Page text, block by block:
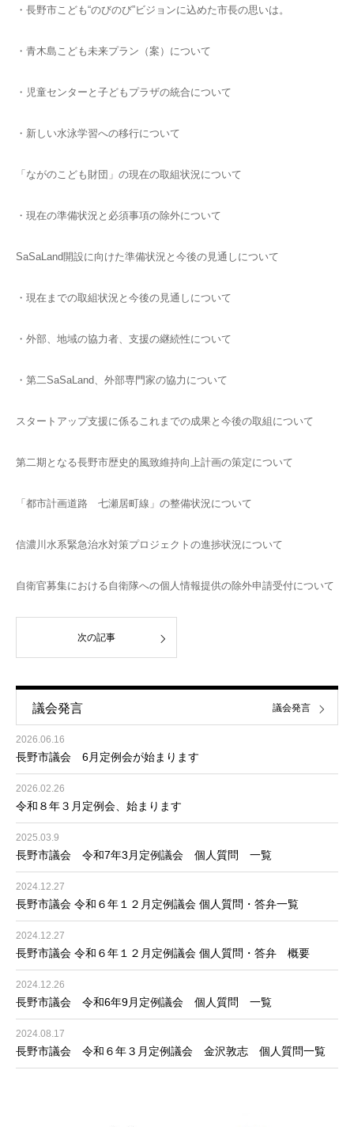
・長野市こども“のびのび”ビジョンに込めた市長の思いは。
・青木島こども未来プラン（案）について
・児童センターと子どもプラザの統合について
・新しい水泳学習への移行について
「ながのこども財団」の現在の取組状況について
・現在の準備状況と必須事項の除外について
SaSaLand開設に向けた準備状況と今後の見通しについて
・現在までの取組状況と今後の見通しについて
・外部、地域の協力者、支援の継続性について
・第二SaSaLand、外部専門家の協力について
スタートアップ支援に係るこれまでの成果と今後の取組について
第二期となる長野市歴史的風致維持向上計画の策定について
「都市計画道路 七瀬居町線」の整備状況について
信濃川水系緊急治水対策プロジェクトの進捗状況について
自衛官募集における自衛隊への個人情報提供の除外申請受付について
次の記事
議会発言
2026.06.16
長野市議会 6月定例会が始まります
2026.02.26
令和８年３月定例会、始まります
2025.03.9
長野市議会 令和7年3月定例議会 個人質問 一覧
2024.12.27
長野市議会 令和６年１２月定例議会 個人質問・答弁一覧
2024.12.27
長野市議会 令和６年１２月定例議会 個人質問・答弁 概要
2024.12.26
長野市議会 令和6年9月定例議会 個人質問 一覧
2024.08.17
長野市議会 令和６年３月定例議会 金沢敦志 個人質問一覧
議会発言